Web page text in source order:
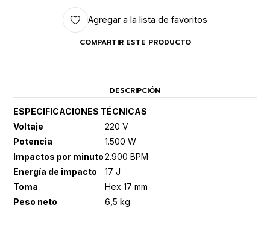
Agregar a la lista de favoritos
COMPARTIR ESTE PRODUCTO
DESCRIPCIÓN
ESPECIFICACIONES TÉCNICAS
Voltaje
220 V
Potencia
1.500 W
Impactos por minuto2.900 BPM
Energía de impacto
17 J
Toma
Hex 17 mm
Peso neto
6,5 kg